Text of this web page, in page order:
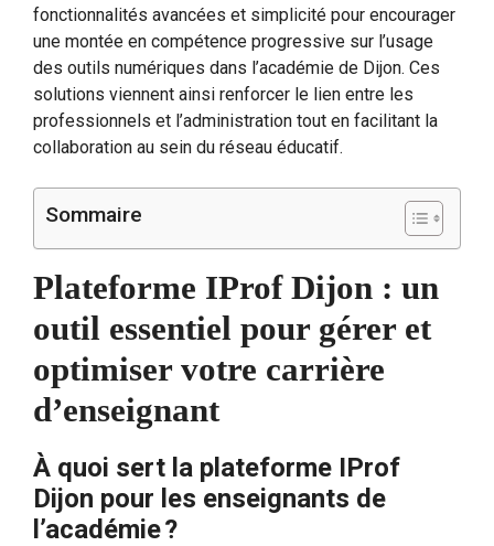
fonctionnalités avancées et simplicité pour encourager
une montée en compétence progressive sur l’usage
des outils numériques dans l’académie de Dijon. Ces
solutions viennent ainsi renforcer le lien entre les
professionnels et l’administration tout en facilitant la
collaboration au sein du réseau éducatif.
Sommaire
Plateforme IProf Dijon : un
outil essentiel pour gérer et
optimiser votre carrière
d’enseignant
À quoi sert la plateforme IProf
Dijon pour les enseignants de
l’académie ?